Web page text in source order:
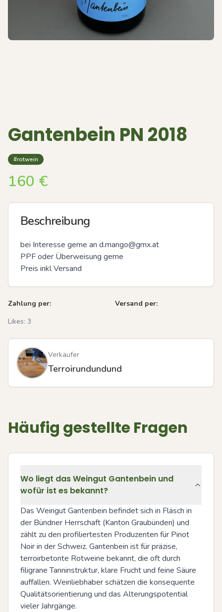
Gantenbein PN 2018
#rotwein
160 €
Beschreibung
bei Interesse gerne an d.mango@gmx.at
PPF oder Überweisung gerne
Preis inkl Versand
Zahlung per:
Versand per:
Likes: 3
Verkäufer
Terroirundundund
Häufig gestellte Fragen
Wo liegt das Weingut Gantenbein und
wofür ist es bekannt?
Das Weingut Gantenbein befindet sich in Fläsch in
der Bündner Herrschaft (Kanton Graubünden) und
zählt zu den profiliertesten Produzenten für Pinot
Noir in der Schweiz. Gantenbein ist für präzise,
terroirbetonte Rotweine bekannt, die oft durch
filigrane Tanninstruktur, klare Frucht und feine Säure
auffallen. Weinliebhaber schätzen die konsequente
Qualitätsorientierung und das Alterungspotential
vieler Jahrgänge.